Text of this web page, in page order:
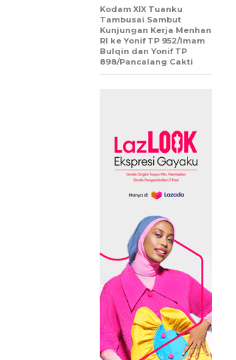
Kodam XIX Tuanku
Tambusai Sambut
Kunjungan Kerja Menhan
RI ke Yonif TP 952/Imam
Bulqin dan Yonif TP
898/Pancalang Cakti